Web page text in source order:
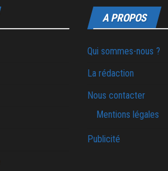
A PROPOS
Qui sommes-nous ?
La rédaction
Nous contacter
Mentions légales
Publicité